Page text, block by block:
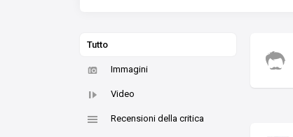
Tutto
Immagini
Video
Recensioni della critica